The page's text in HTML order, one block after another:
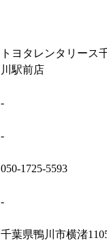
トヨタレンタリー
川駅前店
-
-
050-1725-5593
-
千葉県鴨川市横渚